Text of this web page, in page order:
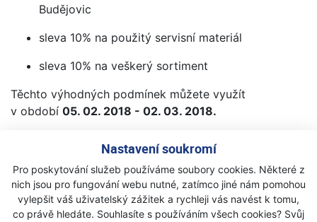
Nastavení soukromí
Pro poskytování služeb používáme soubory cookies. Některé z
nich jsou pro fungování webu nutné, zatímco jiné nám pomohou
vylepšit váš uživatelský zážitek a rychleji vás navést k tomu,
co právě hledáte. Souhlasíte s používáním všech cookies? Svůj
Budějovic
sleva 10% na použitý servisní materiál
sleva 10% na veškerý sortiment
Těchto výhodných podmínek můžete využít
v období 05. 02. 2018 - 02. 03. 2018.
servis@cbproles.cznebo na tel: 731441900
Budeme se těšit na Vaši návštěvu či zprávu.